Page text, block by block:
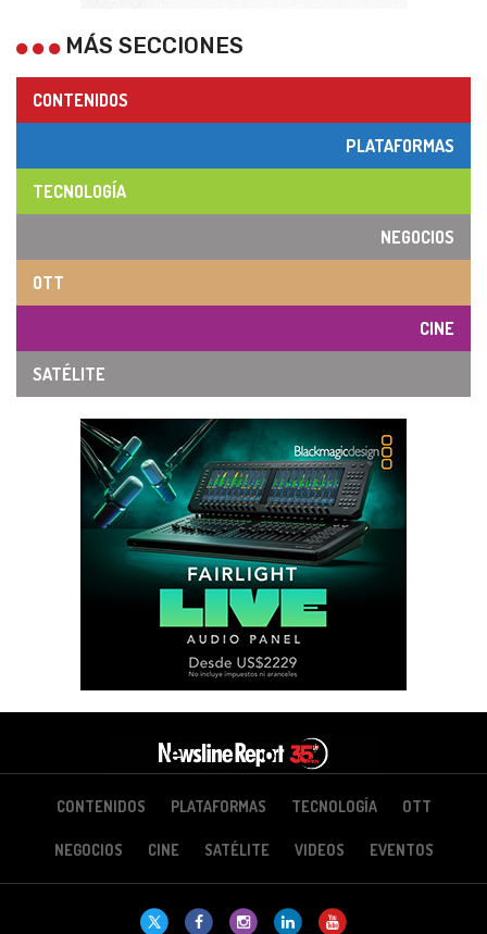
MÁS SECCIONES
CONTENIDOS
PLATAFORMAS
TECNOLOGÍA
NEGOCIOS
OTT
CINE
SATÉLITE
CONTENIDOS PLATAFORMAS TECNOLOGÍA OTT
NEGOCIOS CINE SATÉLITE VIDEOS EVENTOS